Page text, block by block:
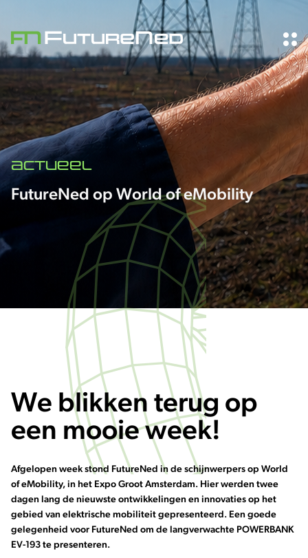
Actueel
FutureNed op World of eMobility
We blikken terug op
een mooie week!
Afgelopen week stond FutureNed in de schijnwerpers op World
of eMobility, in het Expo Groot Amsterdam. Hier werden twee
dagen lang de nieuwste ontwikkelingen en innovaties op het
gebied van elektrische mobiliteit gepresenteerd. Een goede
gelegenheid voor FutureNed om de langverwachte POWERBANK
EV-193 te presenteren.